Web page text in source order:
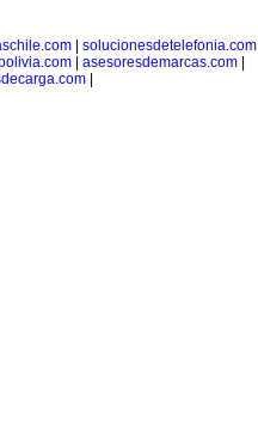
| solucionesdetelefonia.com|
| asesoresdemarcas.com|
|